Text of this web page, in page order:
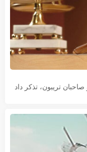
تریبون، تذکر داد